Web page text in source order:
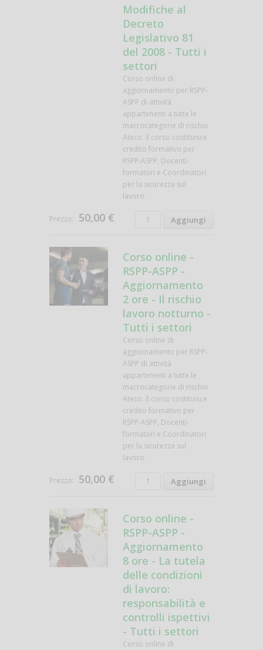
Modifiche al
Decreto
Legislativo 81
del 2008 - Tutti i
settori
Corso online di
aggiornamento per RSPP-
ASPP di attività
appartenenti a tutte le
macrocategorie di rischio
Ateco. Il corso costituisce
credito formativo per
RSPP-ASPP, Docenti-
formatori e Coordinatori
per la sicurezza sul
lavoro.
Prezzo: 50,00 €
Corso online -
RSPP-ASPP -
Aggiornamento
2 ore - Il rischio
lavoro notturno -
Tutti i settori
Corso online di
aggiornamento per RSPP-
ASPP di attività
appartenenti a tutte le
macrocategorie di rischio
Ateco. Il corso costituisce
credito formativo per
RSPP-ASPP, Docenti-
formatori e Coordinatori
per la sicurezza sul
lavoro.
Prezzo: 50,00 €
Corso online -
RSPP-ASPP -
Aggiornamento
8 ore - La tutela
delle condizioni
di lavoro:
responsabilità e
controlli ispettivi
- Tutti i settori
Corso online di